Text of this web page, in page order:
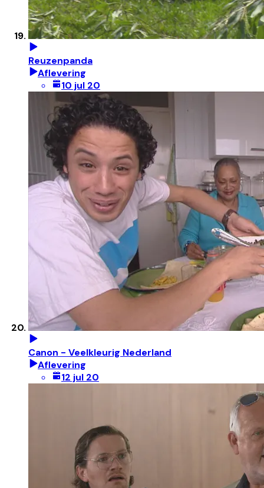
Reuzenpanda
Aflevering
10 jul 20
Canon - Veelkleurig Nederland
Aflevering
12 jul 20